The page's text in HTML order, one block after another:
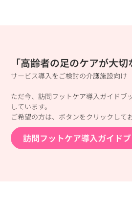
「高齢者の足のケアが大切
サービス導入をご検討の介護施設向け
ただ今、訪問フットケア導入ガイドブ
しています。
ご希望の方は、ボタンをクリックして
訪問フットケア導入ガイド